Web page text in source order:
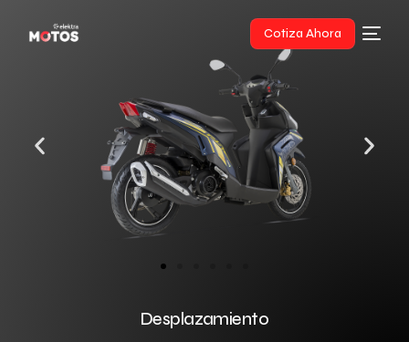
Cotiza Ahora
Desplazamiento